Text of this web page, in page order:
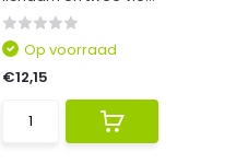
Op voorraad
€12,15